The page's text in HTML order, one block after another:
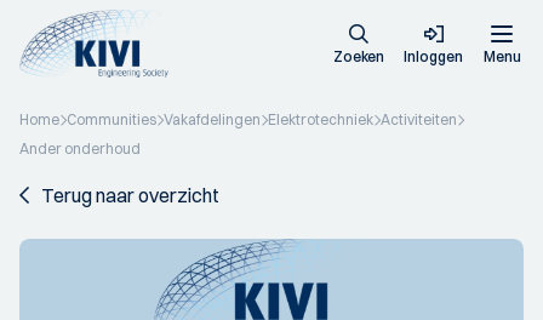
Zoeken Inloggen Menu
Home Communities Vakafdelingen Elektrotechniek Activiteiten
Ander onderhoud
Terug naar overzicht